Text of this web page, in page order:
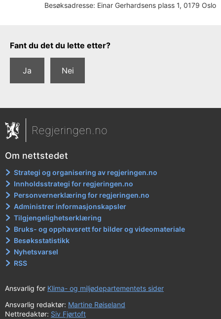
Besøksadresse: Einar Gerhardsens plass 1, 0179 Oslo
Tilbakemeldingsskjema
Fant du det du lette etter?
Ja Nei
Regjeringen.no
Om nettstedet
Strategi og organisering av regjeringen.no
Innholdsstrategi for regjeringen.no
Personvernerklæring for regjeringen.no
Administrer informasjonskapsler
Tilgjengelighetserklæring
Bruks- og opphavsrett for bilder og videomateriale
Besøksstatistikk
Nyhetsvarsel
RSS
Ansvarlig for Klima- og miljødepartementets sider
Ansvarlig redaktør: Martine Røiseland
Nettredaktør: Siv Fjørtoft